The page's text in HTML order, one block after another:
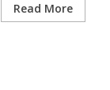
Read More